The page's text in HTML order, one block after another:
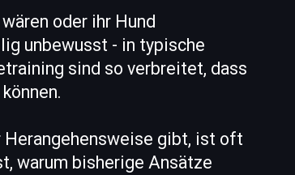
oder ihr Hund
unbewusst - in typische
sind so verbreitet, dass
Herangehensweise gibt, ist oft
warum bisherige Ansätze